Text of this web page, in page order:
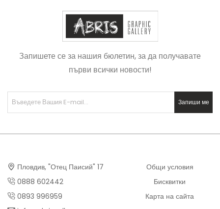
Запишете се за нашия бюлетин, за да получавате
първи всички новости!
Запиши ме
Пловдив, "Отец Паисий" 17
0888 602442
0893 996959
Общи условия
Бисквитки
Карта на сайта